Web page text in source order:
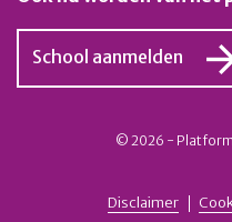
School aanmelden
© 2026 -
Disclaimer